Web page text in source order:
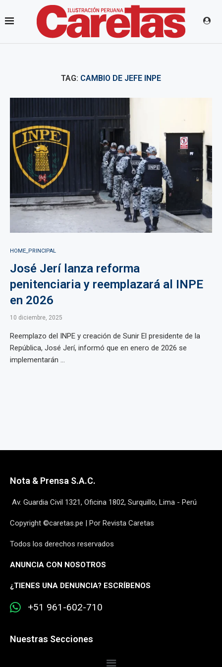
TAG: CAMBIO DE JEFE INPE
HOME_PRINCIPAL
José Jerí lanza reforma
penitenciaria y reemplazará al INPE
en 2026
10 diciembre, 2025
Reemplazo del INPE y creación de Sunir El presidente de la
República, José Jerí, informó que en enero de 2026 se
implementarán ...
Nota & Prensa S.A.C.
Av. Guardia Civil 1321, Oficina 1802, Surquillo, Lima - Perú
Copyright ©caretas.pe | Por Revista Caretas
Todos los derechos reservados
ANUNCIA CON NOSOTROS
¿TIENES UNA DENUNCIA? ESCRÍBENOS
+51 961-602-710
Nuestras Secciones